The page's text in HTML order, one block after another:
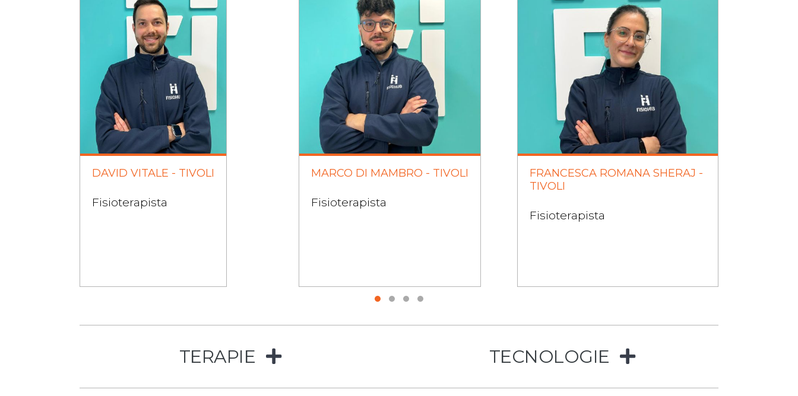
DAVID VITALE - TIVOLI
Fisioterapista
MARCO DI MAMBRO - TIVOLI
Fisioterapista
FRANCESCA ROMANA SHERAJ -
TIVOLI
Fisioterapista
TERAPIE TECNOLOGIE